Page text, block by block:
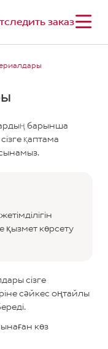
заказ
барынша
қаптама
қызмет көрсету
сізге
сәйкес оңтайлы
көз